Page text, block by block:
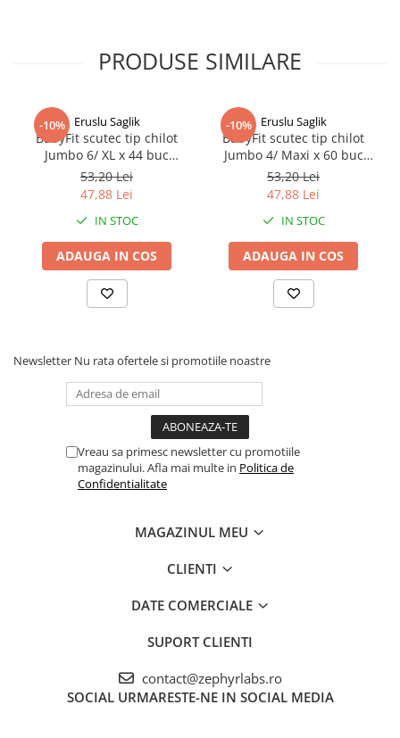
cosmetic de uz extern.PRODUSE SIMILARE
-10% Eruslu Saglik
BabyFit scutec tip chilot
Jumbo 6/ XL x 44 buc
Zephyr Labs
53,20 Lei
47,88 Lei
IN STOC
ADAUGA IN COS
-10% Eruslu Saglik
BabyFit scutec tip chilot
Jumbo 4/ Maxi x 60 buc
Zephyr Labs
53,20 Lei
47,88 Lei
IN STOC
ADAUGA IN COS
Newsletter Nu rata ofertele si promotiile noastre
Vreau sa primesc newsletter cu promotiile
magazinului. Afla mai multe in Politica de
Confidentialitate
MAGAZINUL MEU
CLIENTI
DATE COMERCIALE
SUPORT CLIENTI
contact@zephyrlabs.ro
SOCIAL URMARESTE-NE IN SOCIAL MEDIA